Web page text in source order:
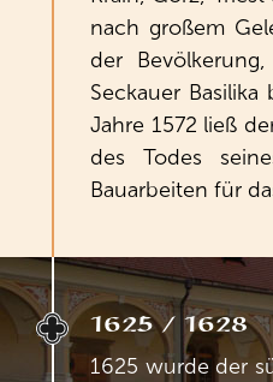
nach großem
der
Seckauer Basilika
Jahre 1572 ließ
des Todes
Bauarbeiten für
1625 / 1628
1625 wurde der